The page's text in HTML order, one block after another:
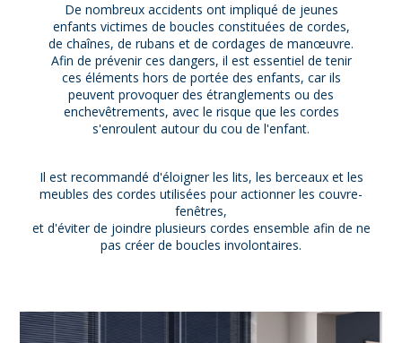
De nombreux accidents ont impliqué de jeunes
enfants victimes de boucles constituées de cordes,
de chaînes, de rubans et de cordages de manœuvre.
Afin de prévenir ces dangers, il est essentiel de tenir
ces éléments hors de portée des enfants, car ils
peuvent provoquer des étranglements ou des
enchevêtrements, avec le risque que les cordes
s'enroulent autour du cou de l'enfant.
Il est recommandé d'éloigner les lits, les berceaux et les
meubles des cordes utilisées pour actionner les couvre-
fenêtres,
et d'éviter de joindre plusieurs cordes ensemble afin de ne
pas créer de boucles involontaires.